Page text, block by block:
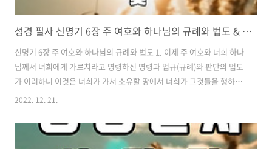
성경 필사 신명기 6장 주 여호와 하나님의 규례와 법도 & 불순종에 대한 경고
신명기 6장 주 여호와 하나님의 규례와 법도 1. 이제 주 여호와 너희 하나
님께서 너희에게 가르치라고 명령하신 명령과 법규(규례)와 판단의 법도
가 이러하니 이것은 너희가 가서 소유할 땅에서 너희가 그것들을 행하게
하려 함이요, 2. 또 네가 평생토록 주 여호와 하나님을 두려워하며 내가
하려 함이니라. 그리하면 네 날들이 길레 되리라. 3. 그러므로 오 이스라
엘아~ 듣고 그것을 지켜 행하라. 그리하면 네가 잘 되고 주 네 조상들의
2022. 12. 21.